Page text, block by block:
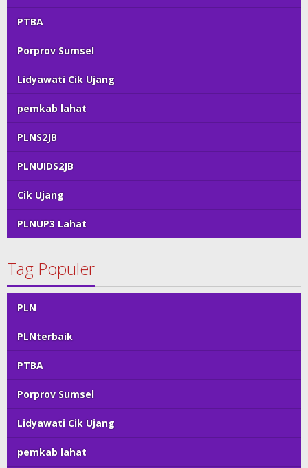
PTBA
Porprov Sumsel
Lidyawati Cik Ujang
pemkab lahat
PLNS2JB
PLNUIDS2JB
Cik Ujang
PLNUP3 Lahat
Tag Populer
PLN
PLNterbaik
PTBA
Porprov Sumsel
Lidyawati Cik Ujang
pemkab lahat